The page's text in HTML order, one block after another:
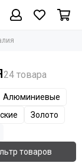
Алюминиевые
Золото
товаров